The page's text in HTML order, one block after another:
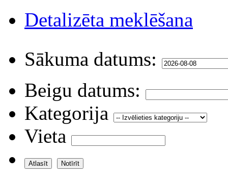
Detalizēta meklēšana
Sākuma datums:
Beigu datums:
Kategorija
Vieta